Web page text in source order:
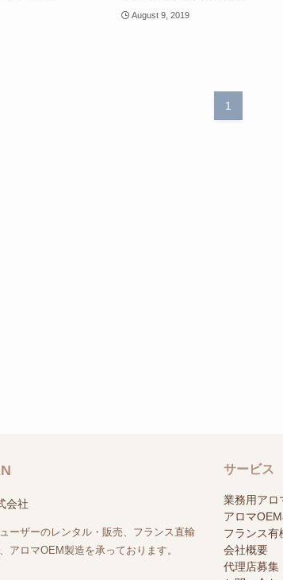
August 9, 2019
1
会社
ーザーのレンタル・販売、フランス直輸
アロマOEM製造を承っております。
サービス
業務用アロ
アロマ
フランス有
会社概要
代理店募集